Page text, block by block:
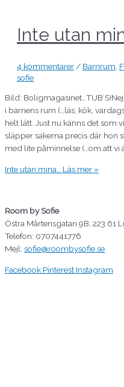
Inte utan
4 kommentarer / Barnrum
sofie
Bild:
i barnens rum (…läs; kök,
helt lätt. Just nu känns det som
släpper sakerna precis där hon
med lite påminnelse (…om att vi
Inte utan mina… Läs mer »
Room by Sofie
Östra Mårtensgatan 9B, 223 61
Telefon: 0707441776
Mejl: sofie@roombysofie.se
Facebook Pinterest Instagram